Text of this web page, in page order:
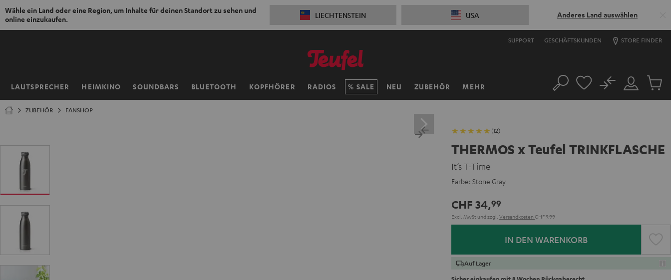
Wähle ein Land oder eine Region, um Inhalte für deinen Standort zu sehen und
online einzukaufen.
LIECHTENSTEIN USA Anderes Land auswählen
ZUM
SUPPORT GESCHÄFTSKUNDEN STORE FINDER
LAUTSPRECHER HEIMKINO SOUNDBARS BLUETOOTH KOPFHÖRER RADIOS SALE NEU ZUBEHÖR MEHR
Startseite Suche
Mein
Konto
No
Artikel
ZUBEHÖR FANSHOP
(12)
THERMOS x Teufel TRINKFLASCHE
It’s T-Time
Farbe: Stone Gray
CHF 34,99
Excl. MwSt und zzgl. Versandkosten CHF 9,99
IN DEN WARENKORB
Auf Lager